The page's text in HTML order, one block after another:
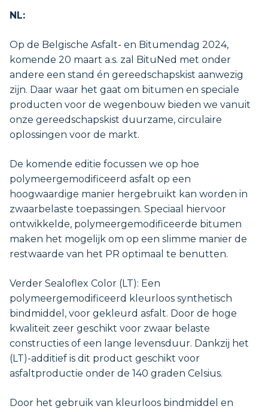
NL:
Op de Belgische Asfalt- en Bitumendag 2024,
komende 20 maart a.s. zal BituNed met onder
andere een stand én gereedschapskist aanwezig
zijn. Daar waar het gaat om bitumen en speciale
producten voor de wegenbouw bieden we vanuit
onze gereedschapskist duurzame, circulaire
oplossingen voor de markt.
De komende editie focussen we op hoe
polymeergemodificeerd asfalt op een
hoogwaardige manier hergebruikt kan worden in
zwaarbelaste toepassingen. Speciaal hiervoor
ontwikkelde, polymeergemodificeerde bitumen
maken het mogelijk om op een slimme manier de
restwaarde van het PR optimaal te benutten.
Verder Sealoflex Color (LT): Een
polymeergemodificeerd kleurloos synthetisch
bindmiddel, voor gekleurd asfalt. Door de hoge
kwaliteit zeer geschikt voor zwaar belaste
constructies of een lange levensduur. Dankzij het
(LT)-additief is dit product geschikt voor
asfaltproductie onder de 140 graden Celsius.
Door het gebruik van kleurloos bindmiddel en